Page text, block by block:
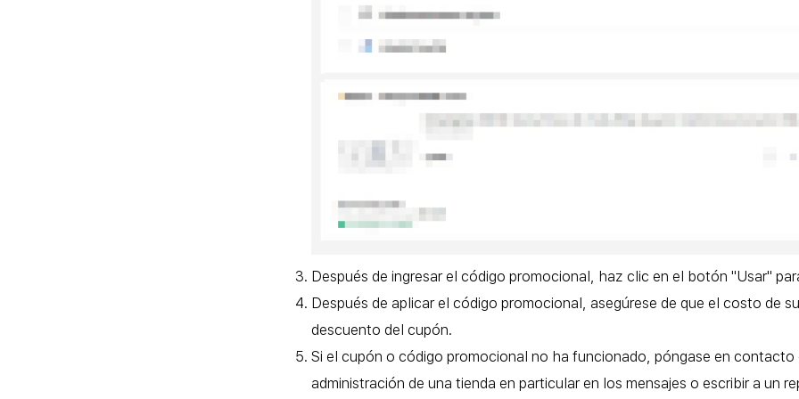
Después de ingresar el código promocional, haz clic en el botón "Usar"
Después de aplicar el código promocional, asegúrese de que el costo de
descuento del cupón.
Si el cupón o código promocional no ha funcionado, póngase en
administración de una tienda en particular en los mensajes o escribir a un